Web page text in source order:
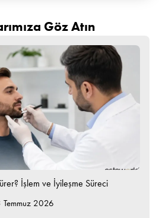
Göz Atın
İşlem ve İyileşme Süreci
Temmuz 2026